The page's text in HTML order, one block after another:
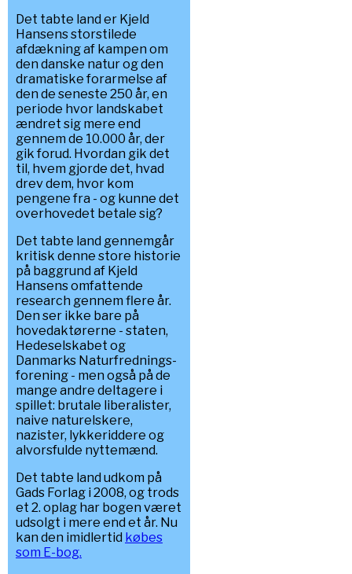
Det tabte land er Kjeld
Hansens storstilede
afdækning af kampen om
den danske natur og den
dramatiske forarmelse af
den de seneste 250 år, en
periode hvor landskabet
ændret sig mere end
gennem de 10.000 år, der
gik forud. Hvordan gik det
til, hvem gjorde det, hvad
drev dem, hvor kom
pengene fra - og kunne det
overhovedet betale sig?
Det tabte land gennemgår
kritisk denne store historie
på baggrund af Kjeld
Hansens omfattende
research gennem flere år.
Den ser ikke bare på
hovedaktørerne - staten,
Hedeselskabet og
Danmarks Naturfrednings-
forening - men også på de
mange andre deltagere i
spillet: brutale liberalister,
naive naturelskere,
nazister, lykkeriddere og
alvorsfulde nyttemænd.
Det tabte land udkom på
Gads Forlag i 2008, og trods
et 2. oplag har bogen været
udsolgt i mere end et år. Nu
kan den imidlertid købes
som E-bog.